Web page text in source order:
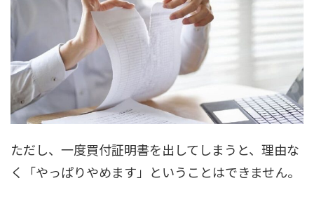
ただし、一度買付証明書を出してしまうと、理由な
く「やっぱりやめます」ということはできません。